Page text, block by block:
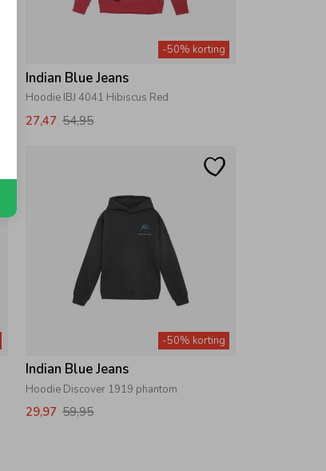
-50% korting
Indian Blue Jeans
Hoodie IBJ 4041 Hibiscus Red
27,47 54,95
-50% korting
Indian Blue Jeans
Hoodie Discover 1919 phantom
29,97 59,95